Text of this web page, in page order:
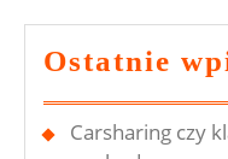
Ostatnie
Carsharing czy